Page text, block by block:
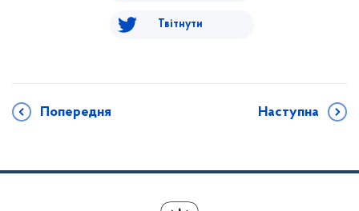
Твітнути
Попередня Наступна